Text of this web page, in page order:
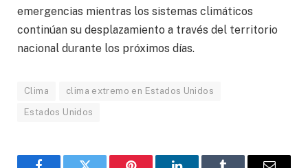
emergencias mientras los sistemas climáticos
continúan su desplazamiento a través del territorio
nacional durante los próximos días.
Clima clima extremo en Estados Unidos
Estados Unidos